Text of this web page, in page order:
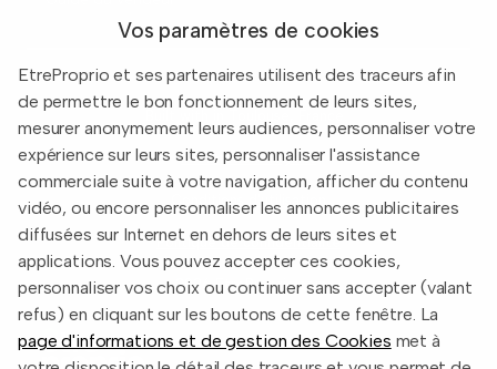
Informations légales
Conditions d'utilisation
Politique de confidentialité
2026 EtreProprio.com
Vos paramètres de cookies
EtreProprio et ses partenaires utilisent des traceurs afin
de permettre le bon fonctionnement de leurs sites,
mesurer anonymement leurs audiences, personnaliser votre
expérience sur leurs sites, personnaliser l'assistance
commerciale suite à votre navigation, afficher du contenu
vidéo, ou encore personnaliser les annonces publicitaires
diffusées sur Internet en dehors de leurs sites et
applications. Vous pouvez accepter ces cookies,
personnaliser vos choix ou continuer sans accepter (valant
refus) en cliquant sur les boutons de cette fenêtre. La
page d'informations et de gestion des Cookies met à